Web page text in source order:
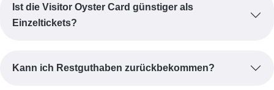
Ist die Visitor Oyster Card günstiger als
Einzeltickets?
Kann ich Restguthaben zurückbekommen?